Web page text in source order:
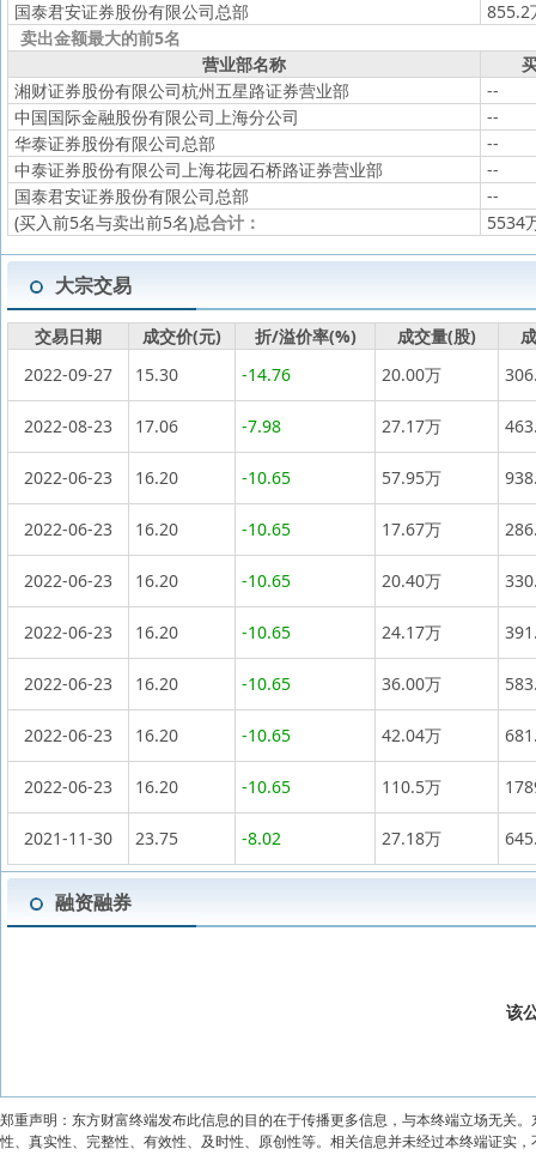
国泰君安证券股份有限公司总部
855.2
卖出金额最大的前5名
营业部名称
湘财证券股份有限公司杭州五星路证券营业部
--
中国国际金融股份有限公司上海分公司
--
华泰证券股份有限公司总部
--
中泰证券股份有限公司上海花园石桥路证券营业部
--
国泰君安证券股份有限公司总部
--
(买入前5名与卖出前5名)总合计： 5534
大宗交易
交易日期 成交价(元) 折/溢价率(%) 成交量(股)
2022-09-27
15.30 -14.76 20.00万
2022-08-23 17.06 -7.98 27.17万
2022-06-23 16.20 -10.65 57.95万
2022-06-23 16.20 -10.65 17.67万
2022-06-23 16.20 -10.65 20.40万
2022-06-23 16.20 -10.65 24.17万
2022-06-23 16.20 -10.65 36.00万
2022-06-23 16.20 -10.65 42.04万
2022-06-23 16.20 -10.65 110.5万
2021-11-30 23.75 -8.02 27.18万
融资融券
该
郑重声明：东方财富终端发布此信息的目的在于传播更多信息，与本终端立场无关
性、真实性、完整性、有效性、及时性、原创性等。相关信息并未经过本终端证实